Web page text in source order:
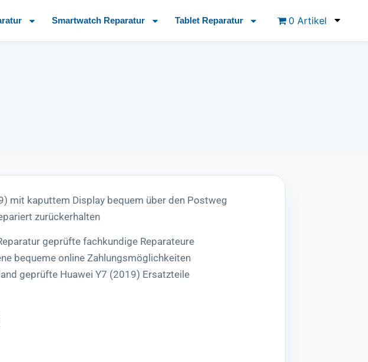
Smartwatch Reparatur Tablet Reparatur 0 Artikel
mit kaputtem Display bequem über den Postweg
zurückerhalten
geprüfte fachkundige Reparateure
bequeme online Zahlungsmöglichkeiten
geprüfte Huawei Y7 (2019) Ersatzteile